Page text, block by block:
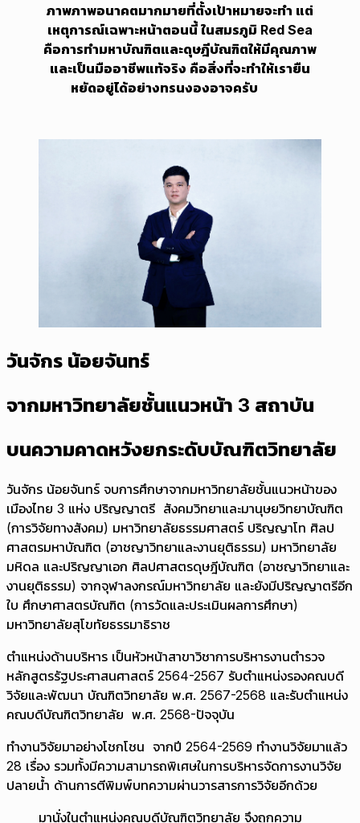
ภาพภาพอนาคตมากมายที่ตั้งเป้าหมายจะทำ แต่
เหตุการณ์เฉพาะหน้าตอนนี้ ในสมรภูมิ Red Sea
คือการทำมหาบัณฑิตและดุษฎีบัณฑิตให้มีคุณภาพ
และเป็นมืออาชีพแท้จริง คือสิ่งที่จะทำให้เรายืน
หยัดอยู่ได้อย่างทรนงองอาจครับ
วันจักร น้อยจันทร์
จากมหาวิทยาลัยชั้นแนวหน้า 3 สถาบัน
บนความคาดหวังยกระดับบัณฑิตวิทยาลัย
วันจักร น้อยจันทร์ จบการศึกษาจากมหาวิทยาลัยชั้นแนวหน้าของ
เมืองไทย 3 แห่ง ปริญญาตรี สังคมวิทยาและมานุษยวิทยาบัณฑิต
(การวิจัยทางสังคม) มหาวิทยาลัยธรรมศาสตร์ ปริญญาโท ศิลป
ศาสตรมหาบัณฑิต (อาชญาวิทยาและงานยุติธรรม) มหาวิทยาลัย
มหิดล และปริญญาเอก ศิลปศาสตรดุษฎีบัณฑิต (อาชญาวิทยาและ
งานยุติธรรม) จากจุฬาลงกรณ์มหาวิทยาลัย และยังมีปริญญาตรีอีก
ใบ ศึกษาศาสตรบัณฑิต (การวัดและประเมินผลการศึกษา)
มหาวิทยาลัยสุโขทัยธรรมาธิราช
ตำแหน่งด้านบริหาร เป็นหัวหน้าสาขาวิชาการบริหารงานตำรวจ
หลักสูตรรัฐประศาสนศาสตร์ 2564-2567 รับตำแหน่งรองคณบดี
วิจัยและพัฒนา บัณฑิตวิทยาลัย พ.ศ. 2567-2568 และรับตำแหน่ง
คณบดีบัณฑิตวิทยาลัย พ.ศ. 2568-ปัจจุบัน
ทำงานวิจัยมาอย่างโชกโชน จากปี 2564-2569 ทำงานวิจัยมาแล้ว
28 เรื่อง รวมทั้งมีความสามารถพิเศษในการบริหารจัดการงานวิจัย
ปลายน้ำ ด้านการตีพิมพ์บทความผ่านวารสารการวิจัยอีกด้วย
มานั่งในตำแหน่งคณบดีบัณฑิตวิทยาลัย จึงถูกความ